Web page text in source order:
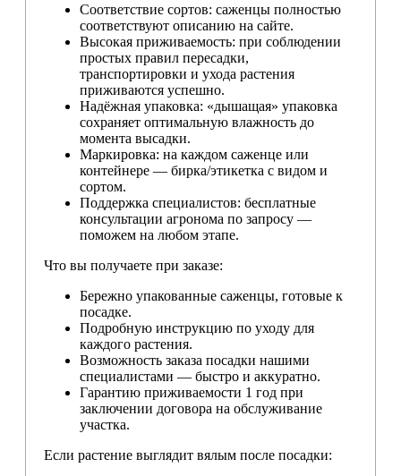
Соответствие сортов: саженцы полностью
соответствуют описанию на сайте.
Высокая приживаемость: при соблюдении
простых правил пересадки,
транспортировки и ухода растения
приживаются успешно.
Надёжная упаковка: «дышащая» упаковка
сохраняет оптимальную влажность до
момента высадки.
Маркировка: на каждом саженце или
контейнере — бирка/этикетка с видом и
сортом.
Поддержка специалистов: бесплатные
консультации агронома по запросу —
поможем на любом этапе.
Что вы получаете при заказе:
Бережно упакованные саженцы, готовые к
посадке.
Подробную инструкцию по уходу для
каждого растения.
Возможность заказа посадки нашими
специалистами — быстро и аккуратно.
Гарантию приживаемости 1 год при
заключении договора на обслуживание
участка.
Если растение выглядит вялым после посадки: